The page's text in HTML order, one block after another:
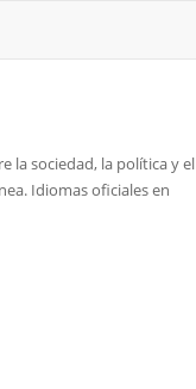
la sociedad, la política y el
Idiomas oficiales en